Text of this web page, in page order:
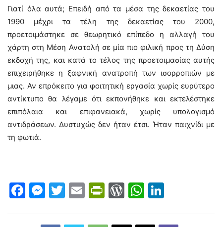
Γιατί όλα αυτά; Επειδή από τα μέσα της δεκαετίας του
1990 μέχρι τα τέλη της δεκαετίας του 2000,
προετοιμάστηκε σε θεωρητικό επίπεδο η αλλαγή του
χάρτη στη Μέση Ανατολή σε μία πιο φιλική προς τη Δύση
εκδοχή της, και κατά το τέλος της προετοιμασίας αυτής
επιχειρήθηκε η ξαφνική ανατροπή των ισορροπιών με
μιας. Αν επρόκειτο για φοιτητική εργασία χωρίς ευρύτερο
αντίκτυπο θα λέγαμε ότι εκπονήθηκε και εκτελέστηκε
επιπόλαια και επιφανειακά, χωρίς υπολογισμό
αντιδράσεων. Δυστυχώς δεν ήταν έτσι. Ήταν παιχνίδι με
τη φωτιά.
Facebook
Messenger
Twitter
EmailPrintFriendly
WordPress
WhatsApp